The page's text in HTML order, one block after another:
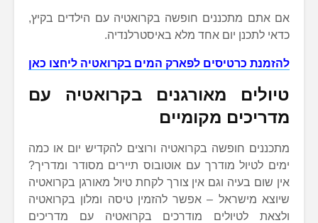
אם אתם מתכננים חופשה בקרואטיה עם הילדים בקיץ,
כדאי לתכנן יום אחד מלא באיסטרלנדיה.
להזמנת כרטיסים לפארק המים בקרואטיה ליחצו כאן
טיולים מאורגנים בקרואטיה עם
מדריכים מקומיים
מתכננים חופשה בקרואטיה ורוצים להקדיש יום או כמה
ימים לטיול מודרך עם אוטובוס תיירים מסודר ומדריך?
אין שום בעיה וגם אין צורך לקחת טיול מאורגן בקרואטיה
שיוצא מישראל – אפשר להזמין טיסה ומלון בקרואטיה
ולצאת לטיולים מודרכים בקרואטיה עם מדריכים